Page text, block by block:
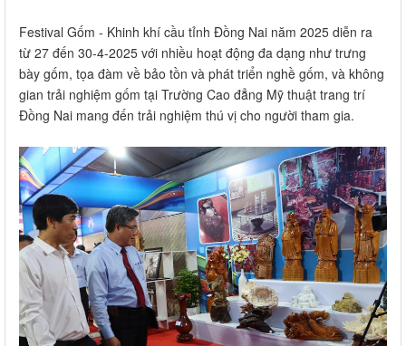
Festival Gốm - Khinh khí cầu tỉnh Đồng Nai năm 2025 diễn ra
từ 27 đến 30-4-2025 với nhiều hoạt động đa dạng như trưng
bày gốm, tọa đàm về bảo tồn và phát triển nghề gốm, và không
gian trải nghiệm gốm tại Trường Cao đẳng Mỹ thuật trang trí
Đồng Nai mang đến trải nghiệm thú vị cho người tham gia.